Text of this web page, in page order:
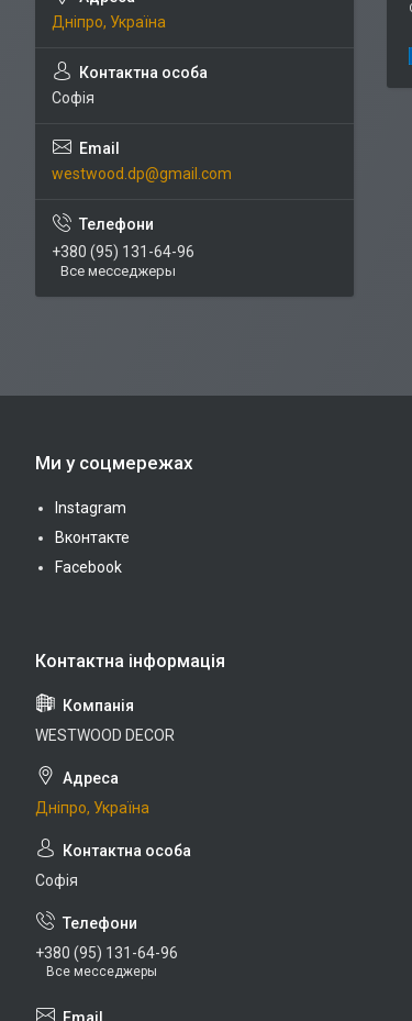
Дніпро, Україна
Софія
westwood.dp@gmail.com
+380 (95) 131-64-96
Все месседжеры
Ми у соцмережах
Instagram
Вконтакте
Facebook
WESTWOOD DECOR
Дніпро, Україна
Софія
+380 (95) 131-64-96
Все месседжеры